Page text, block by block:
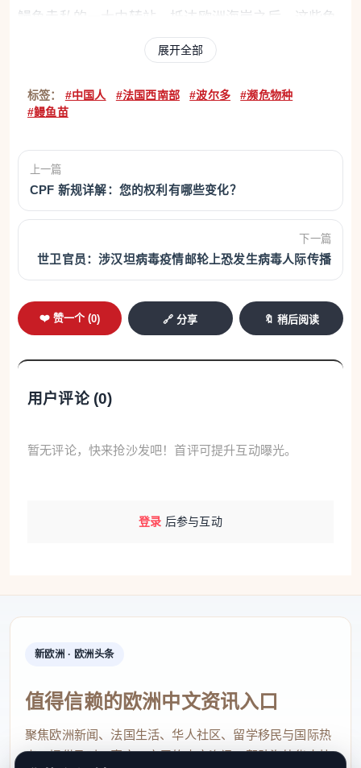
鳗鱼走私的一大中转站，抵达欧洲海岸之后，这些鱼
苗以玻璃鳗的形态逆流而上，进入欧洲的河流生长发
出生地点进行繁殖，繁殖之后，它们的生命也就嘎然
而止，因此，它们一生只会进行一次繁殖。而且，由
却正在成为越来越受人喜爱的美食，这就是为社么鳗
鱼苗走私活动有增无减的主要原因。世界自然保护联
盟（IUCN）已将鳗鱼列为极度濒危物种。
昨天波尔多法院的判决并非是法国司法机构首次重判
民遭到重判，除了禁止从业两年，罚款五千欧元之
外，犯罪行为最严重的两名被告被判处18个月的监
禁。
如何才能更有效地打击鳗鱼走私
然而，尽管如此，类似的走私行为却依然有增无减，
生物多样性办公室 (OFB) 和欧洲刑警组织的支持下，
那么，如何才能够更加有效地打击鳗鱼走私？就此，
题非常严重，我们需要为司法系统提供资源，以便将
案件提交给执法人员，因为 经常走私活动涉及亚洲。
有时，也涉及法国渔民捕捞超出配额。 因此 ， 为了
展开全部
标签： #中国人 #法国西南部 #波尔多
#濒危物种
#鳗鱼苗
上一篇
CPF 新规详解：您的权利有哪些变化？
下一篇
世卫官员：涉汉坦病毒疫情邮轮上恐发生病毒人际传播
❤️ 赞一个 (0) 🔗 分享 🔖 稍后阅读
用户评论 (0)
暂无评论，快来抢沙发吧！首评可提升互动曝光。
登录 后参与互动
新欧洲 · 欧洲头条
值得信赖的欧洲中文资讯入口
聚焦欧洲新闻、法国生活、华人社区、留学移民与国际热
点，提供及时、真实、实用的中文资讯，帮助海外华人快